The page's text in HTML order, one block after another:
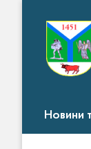
Новини